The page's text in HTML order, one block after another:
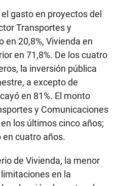
gasto en proyectos del
Transportes y
en 20,8%, Vivienda en
en 71,8%. De los cuatro
la inversión pública
a excepto de
en 81%. El monto
y Comunicaciones
los últimos cinco años;
en cuatro años.
de Vivienda, la menor
en la